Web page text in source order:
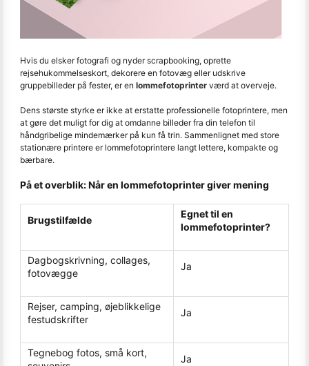
Hvis du elsker fotografi og nyder scrapbooking, oprette
rejsehukommelseskort, dekorere en fotovæg eller udskrive
gruppebilleder på fester, er en lommefotoprinter værd at overveje.
Dens største styrke er ikke at erstatte professionelle fotoprintere, men
at gøre det muligt for dig at omdanne billeder fra din telefon til
håndgribelige mindemærker på kun få trin. Sammenlignet med store
stationære printere er lommefotoprintere langt lettere, kompakte og
bærbare.
På et overblik: Når en lommefotoprinter giver mening
Brugstilfælde
Egnet til en
lommefotoprinter?
Dagbogskrivning, collages,
fotovægge
Ja
Rejser, camping, øjeblikkelige
festudskrifter
Ja
Tegnebog fotos, små kort,
Ja